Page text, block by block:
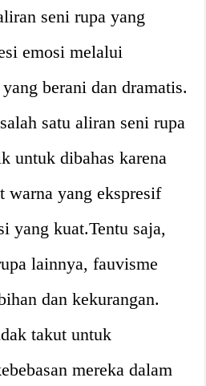
seni rupa yang
emosi melalui
berani dan dramatis.
satu aliran seni rupa
untuk dibahas karena
warna yang ekspresif
yang kuat.Tentu saja,
lainnya, fauvisme
dan kekurangan.
takut untuk
mereka dalam